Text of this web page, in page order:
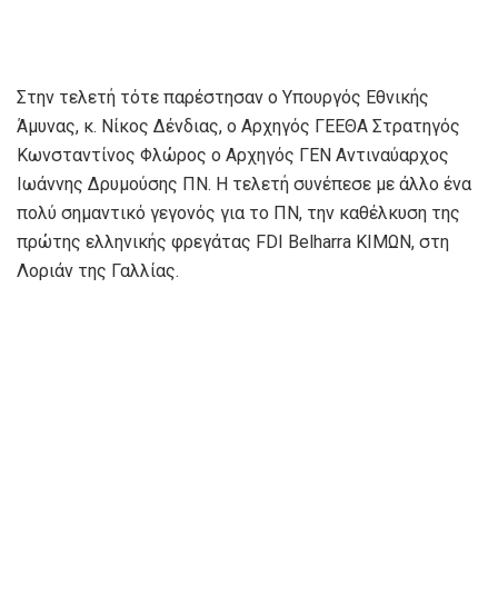
Στην τελετή τότε παρέστησαν ο Υπουργός Εθνικής
Άμυνας, κ. Νίκος Δένδιας, ο Αρχηγός ΓΕΕΘΑ Στρατηγός
Κωνσταντίνος Φλώρος ο Αρχηγός ΓΕΝ Αντιναύαρχος
Ιωάννης Δρυμούσης ΠΝ. Η τελετή συνέπεσε με άλλο ένα
πολύ σημαντικό γεγονός για το ΠΝ, την καθέλκυση της
πρώτης ελληνικής φρεγάτας FDI Belharra ΚΙΜΩΝ, στη
Λοριάν της Γαλλίας.